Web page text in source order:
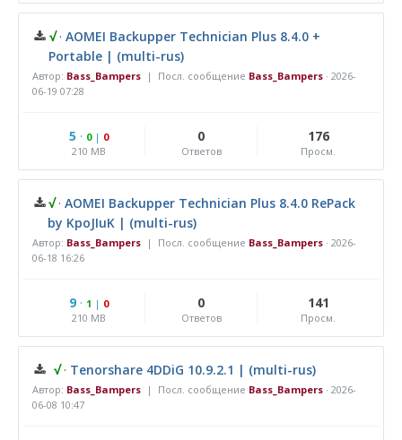
√ · AOMEI Backupper Technician Plus 8.4.0 +
Portable | (multi-rus)
Автор: Bass_Bampers | Посл. сообщение Bass_Bampers · 2026-
06-19 07:28
5 · 0| 0
210 MB
0
Ответов
176
Просм.
√ · AOMEI Backupper Technician Plus 8.4.0 RePack
by KpoJIuK | (multi-rus)
Автор: Bass_Bampers | Посл. сообщение Bass_Bampers · 2026-
06-18 16:26
9· 1 | 0
210 MB
0
Ответов
141
Просм.
√ · Tenorshare 4DDiG 10.9.2.1 | (multi-rus)
Автор: Bass_Bampers | Посл. сообщение Bass_Bampers · 2026-
06-08 10:47